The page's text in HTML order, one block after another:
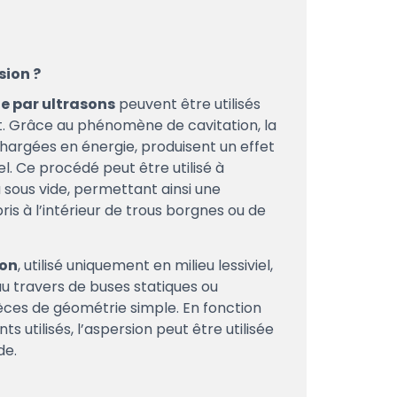
?
par ultrasons peuvent être utilisés
Grâce au phénomène de cavitation, la
en énergie, produisent un effet
Ce procédé peut être utilisé à
vide, permettant ainsi une
à l’intérieur de trous borgnes ou de
, utilisé uniquement en milieu lessiviel,
travers de buses statiques ou
de géométrie simple. En fonction
utilisés, l’aspersion peut être utilisée